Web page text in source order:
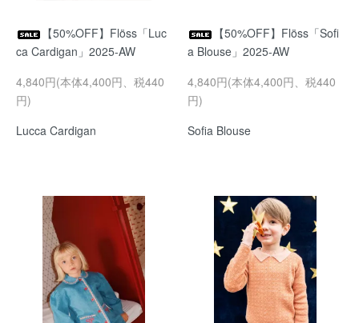
【50%OFF】Flöss「Luc
ca Cardigan」2025-AW
4,840円(本体4,400円、税440
円)
Lucca Cardigan
【50%OFF】Flöss「Sofi
a Blouse」2025-AW
4,840円(本体4,400円、税440
円)
Sofia Blouse